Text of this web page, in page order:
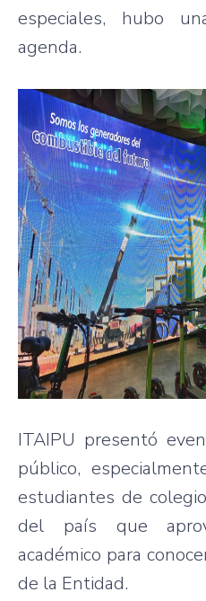
especiales, hubo
agenda.
ITAIPU presentó
público,
estudiantes de
del país que
académico para
de la Entidad.